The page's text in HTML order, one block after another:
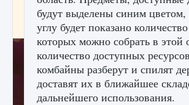
Hawk Ops
9 августа 2024 1 286 0
будут выделены синим
углу будет показано
которых можно собрать в этой
количество доступных
комбайны разберут и спилят
доставят их в ближайшее
дальнейшего использования.